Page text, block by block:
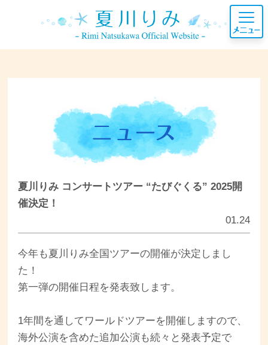
夏川りみ コンサートツアー “たびぐくる” 2025開
催決定！
01.24
今年も夏川りみ全国ツアーの開催が決定しまし
た！
第一弾の開催日程を発表致します。
1年間を通してワールドツアーを開催しますので、
海外公演を含めた追加公演も続々と発表予定で